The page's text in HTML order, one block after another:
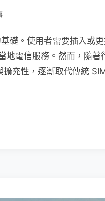
礎。使用者需要插入或
電信服務。然而，隨著
充性，逐漸取代傳統